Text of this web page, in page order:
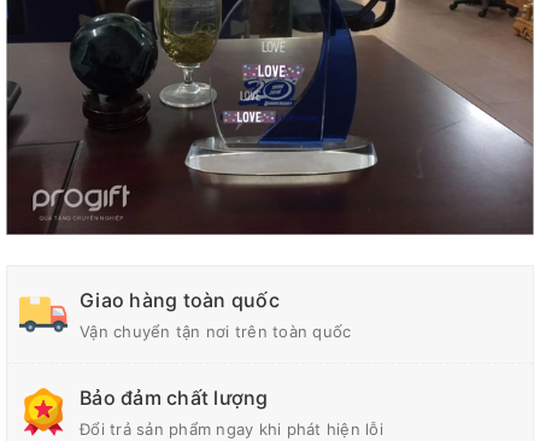
Giao hàng toàn quốc
Vận chuyển tận nơi trên toàn quốc
Bảo đảm chất lượng
Đổi trả sản phẩm ngay khi phát hiện lỗi